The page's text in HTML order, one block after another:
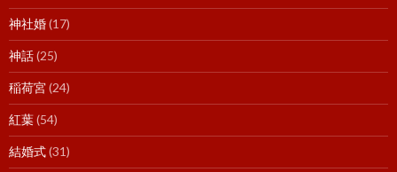
神社婚(17)
神話(25)
稲荷宮(24)
紅葉(54)
結婚式(31)